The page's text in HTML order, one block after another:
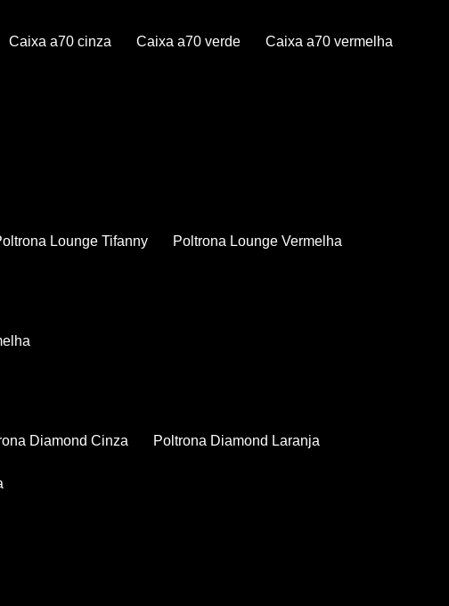
Caixa a70 cinza Caixa a70 verde Caixa a70 vermelha
Poltrona Lounge Tifanny Poltrona Lounge Vermelha
Diamond Cinza Poltrona Diamond Laranja